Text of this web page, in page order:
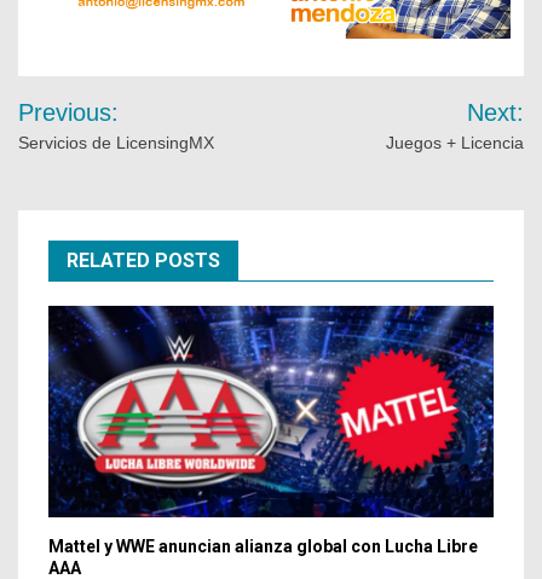
Previous:
Servicios de LicensingMX
Next:
Juegos + Licencia
RELATED POSTS
Mattel y WWE anuncian alianza global con Lucha Libre
AAA